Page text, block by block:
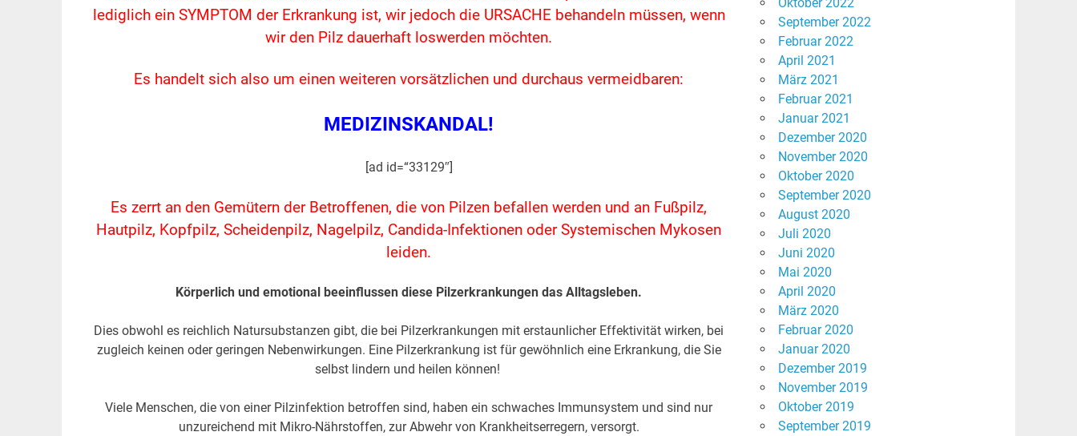
lediglich ein SYMPTOM der Erkrankung ist, wir jedoch die URSACHE behandeln müssen, wenn
wir den Pilz dauerhaft loswerden möchten.
Es handelt sich also um einen weiteren vorsätzlichen und durchaus vermeidbaren:
MEDIZINSKANDAL!
[ad id=“33129″]
Es zerrt an den Gemütern der Betroffenen, die von Pilzen befallen werden und an Fußpilz,
Hautpilz, Kopfpilz, Scheidenpilz, Nagelpilz, Candida-Infektionen oder Systemischen Mykosen
leiden.
Körperlich und emotional beeinflussen diese Pilzerkrankungen das Alltagsleben.
Dies obwohl es reichlich Natursubstanzen gibt, die bei Pilzerkrankungen mit erstaunlicher Effektivität wirken, bei
zugleich keinen oder geringen Nebenwirkungen. Eine Pilzerkrankung ist für gewöhnlich eine Erkrankung, die Sie
selbst lindern und heilen können!
Viele Menschen, die von einer Pilzinfektion betroffen sind, haben ein schwaches Immunsystem und sind nur
unzureichend mit Mikro-Nährstoffen, zur Abwehr von Krankheitserregern, versorgt.
Oktober 2022
September 2022
Februar 2022
April 2021
März 2021
Februar 2021
Januar 2021
Dezember 2020
November 2020
Oktober 2020
September 2020
August 2020
Juli 2020
Juni 2020
Mai 2020
April 2020
März 2020
Februar 2020
Januar 2020
Dezember 2019
November 2019
Oktober 2019
September 2019